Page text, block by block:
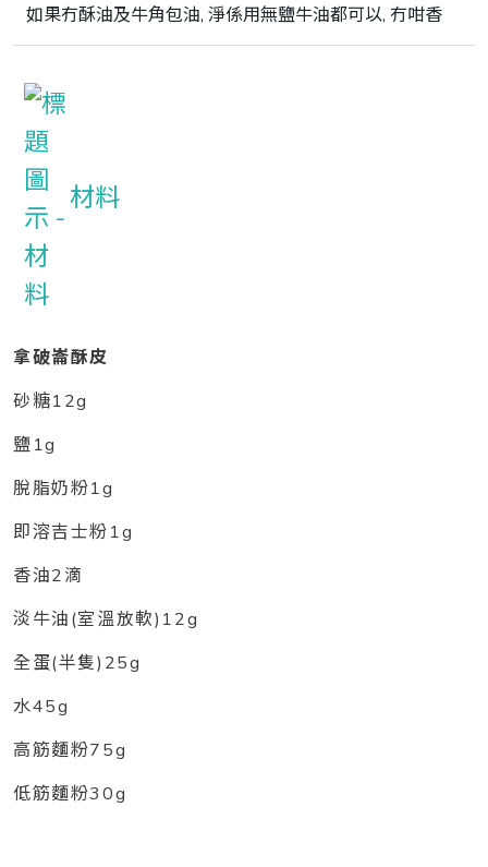
如果冇酥油及牛角包油, 淨係用無鹽牛油都可以, 冇咁香
材料
拿破崙酥皮
砂糖12g
鹽1g
脫脂奶粉1g
即溶吉士粉1g
香油2滴
淡牛油(室溫放軟)12g
全蛋(半隻)25g
水45g
高筋麵粉75g
低筋麵粉30g